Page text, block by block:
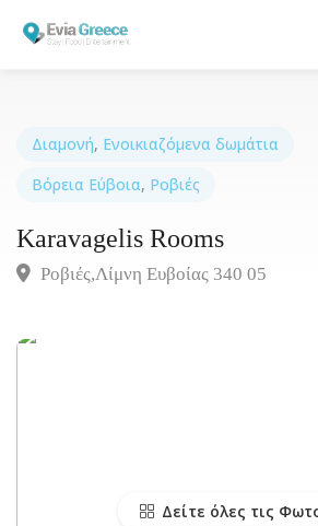
Τοποθεσία
Όλες οι Κατηγορίες
Διαμονή, Ενοικιαζόμενα δωμάτια
Βόρεια Εύβοια, Ροβιές
Karavagelis Rooms
Ροβιές,Λίμνη Ευβοίας 340 05
Δείτε όλες τις